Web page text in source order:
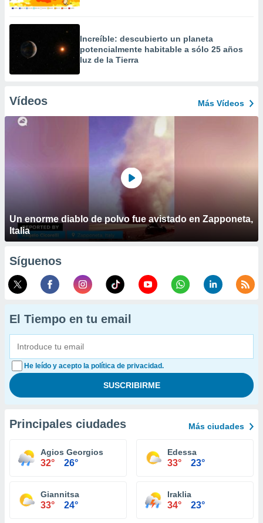
Increíble: descubierto un planeta
potencialmente habitable a sólo 25 años
luz de la Tierra
Vídeos Más Vídeos
Un enorme diablo de polvo fue avistado en Zapponeta,
Italia
Síguenos
El Tiempo en tu email
He leído y acepto la política de privacidad.
Principales ciudades Más ciudades
Agios Georgios
32° 26°
Edessa
33° 23°
Giannitsa
33° 24°
Iraklia
34° 23°